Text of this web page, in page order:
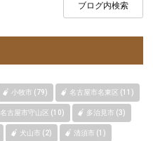
小牧市 (79) 名古屋市名東区 (11)
名古屋市守山区 (10) 多治見市 (3)
犬山市 (2) 清須市 (1)